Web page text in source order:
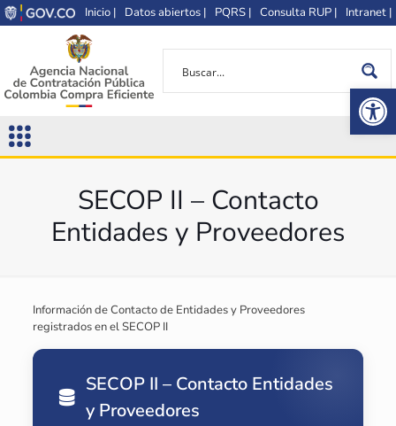
Inicio | Datos abiertos | PQRS | Consulta RUP | Intranet |
SECOP II – Contacto
Entidades y Proveedores
Información de Contacto de Entidades y Proveedores
registrados en el SECOP II
SECOP II – Contacto Entidades
y Proveedores